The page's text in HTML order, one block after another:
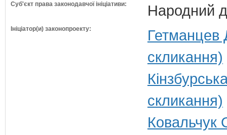
Суб'єкт права законодавчої ініціативи: Народний
Ініціатор(и) законопроекту:
Гетманцев
скликання)
скликання)
Ковальчук